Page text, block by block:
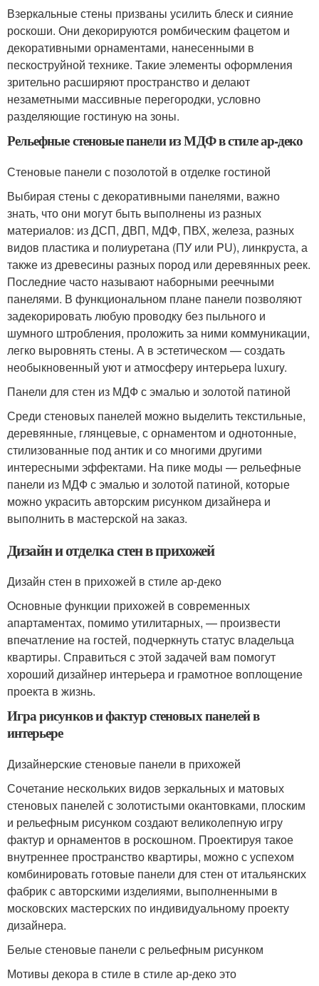
Взеркальные стены призваны усилить блеск и сияние
роскоши. Они декорируются ромбическим фацетом и
декоративными орнаментами, нанесенными в
пескоструйной технике. Такие элементы оформления
зрительно расширяют пространство и делают
незаметными массивные перегородки, условно
разделяющие гостиную на зоны.
Рельефные стеновые панели из МДФ в стиле ар-деко
Стеновые панели с позолотой в отделке гостиной
Выбирая стены с декоративными панелями, важно
знать, что они могут быть выполнены из разных
материалов: из ДСП, ДВП, МДФ, ПВХ, железа, разных
видов пластика и полиуретана (ПУ или PU), линкруста, а
также из древесины разных пород или деревянных реек.
Последние часто называют наборными реечными
панелями. В функциональном плане панели позволяют
задекорировать любую проводку без пыльного и
шумного штробления, проложить за ними коммуникации,
легко выровнять стены. А в эстетическом — создать
необыкновенный уют и атмосферу интерьера luxury.
Панели для стен из МДФ с эмалью и золотой патиной
Среди стеновых панелей можно выделить текстильные,
деревянные, глянцевые, с орнаментом и однотонные,
стилизованные под антик и со многими другими
интересными эффектами. На пике моды — рельефные
панели из МДФ с эмалью и золотой патиной, которые
можно украсить авторским рисунком дизайнера и
выполнить в мастерской на заказ.
Дизайн и отделка стен в прихожей
Дизайн стен в прихожей в стиле ар-деко
Основные функции прихожей в современных
апартаментах, помимо утилитарных, — произвести
впечатление на гостей, подчеркнуть статус владельца
квартиры. Справиться с этой задачей вам помогут
хороший дизайнер интерьера и грамотное воплощение
проекта в жизнь.
Игра рисунков и фактур стеновых панелей в
интерьере
Дизайнерские стеновые панели в прихожей
Сочетание нескольких видов зеркальных и матовых
стеновых панелей с золотистыми окантовками, плоским
и рельефным рисунком создают великолепную игру
фактур и орнаментов в роскошном. Проектируя такое
внутреннее пространство квартиры, можно с успехом
комбинировать готовые панели для стен от итальянских
фабрик с авторскими изделиями, выполненными в
московских мастерских по индивидуальному проекту
дизайнера.
Белые стеновые панели с рельефным рисунком
Мотивы декора в стиле в стиле ар-деко это